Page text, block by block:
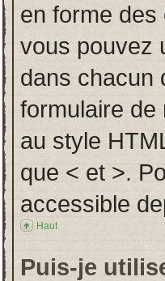
en forme des
vous pouvez
dans chacun
formulaire de
au style
que < et >.
accessible
Haut
Puis-je